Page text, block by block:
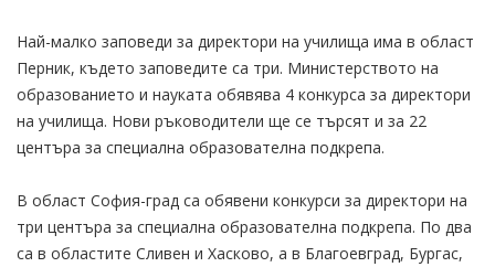
Най-малко заповеди за директори на училища има в област
Перник, където заповедите са три. Министерството на
образованието и науката обявява 4 конкурса за директори
на училища. Нови ръководители ще се търсят и за 22
центъра за специална образователна подкрепа.
В област София-град са обявени конкурси за директори на
три центъра за специална образователна подкрепа. По два
са в областите Сливен и Хасково, а в Благоевград, Бургас,